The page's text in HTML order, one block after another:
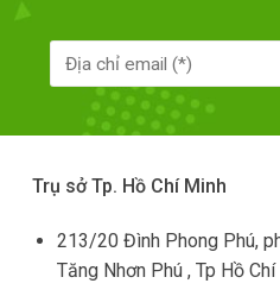
Trụ sở Tp. Hồ Chí Minh
213/20 Đình Phong Phú,
Tăng Nhơn Phú , Tp Hồ